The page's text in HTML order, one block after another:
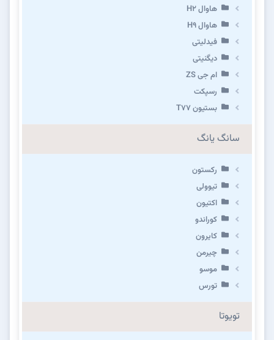
هاوال H۲
هاوال H۹
فیدلیتی
دیگنیتی
ام جی ZS
رسپکت
بستیون T۷۷
سانگ یانگ
رکستون
تیوولی
اکتیون
کوراندو
کایرون
چیرمن
موسو
تورس
تویوتا